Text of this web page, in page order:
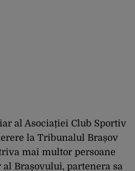
al Asociației Club Sportiv
la Tribunalul Brașov
mai multor persoane
Brașovului, partenera sa